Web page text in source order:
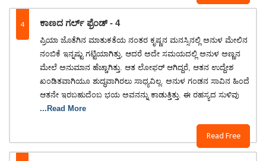
4 ಕಾಣದ ಗರ್ಲ್ ಫ್ರೆಂಡ್ - 4
Read Free
​ಪ್ರಿಯಾ ಜೊತೆಗಿನ ಮಾತುಕತೆಯ ನಂತರ ಕೃಷ್ಣನ ಮನಸ್ಸಿನಲ್ಲಿ ಅನುಳ ಮೇಲಿನ
ನಂಬಿಕೆ ಇನ್ನಷ್ಟು ಗಟ್ಟಿಯಾಗಿತ್ತು, ಆದರೆ ಅದೇ ಸಮಯದಲ್ಲಿ ಅನುಳ ಅಣ್ಣನ
ಮೇಲೆ ಅನುಮಾನ ಹೆಚ್ಚಾಗಿತ್ತು. ಆತ ಲೋಫರ್ ಆಗಿದ್ದರೆ, ಆತನ ಉದ್ದೇಶ
ಖಂಡಿತವಾಗಿಯೂ ಶುದ್ಧವಾಗಿರಲು ಸಾಧ್ಯವಿಲ್ಲ. ಅನುಳ ಗಂಡನ ಸಾವಿನ ಹಿಂದೆ
ಆತನೇ ಇರಬಹುದೆಂಬ ಭಯ ಅವನನ್ನು ಕಾಡುತ್ತಿತ್ತು. ಈ ರಹಸ್ಯದ ಸುಳಿವು
...Read More